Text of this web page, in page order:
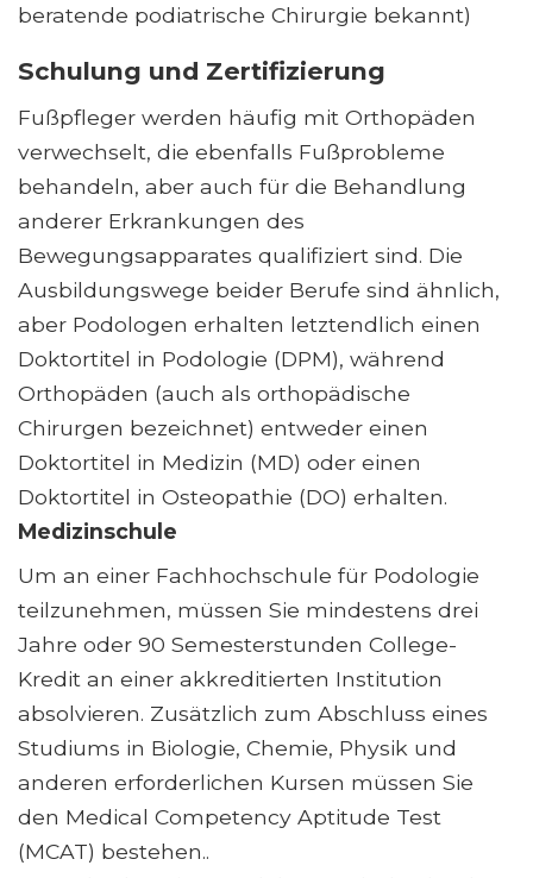
beratende podiatrische Chirurgie bekannt)
Schulung und Zertifizierung
Fußpfleger werden häufig mit Orthopäden
verwechselt, die ebenfalls Fußprobleme
behandeln, aber auch für die Behandlung
anderer Erkrankungen des
Bewegungsapparates qualifiziert sind. Die
Ausbildungswege beider Berufe sind ähnlich,
aber Podologen erhalten letztendlich einen
Doktortitel in Podologie (DPM), während
Orthopäden (auch als orthopädische
Chirurgen bezeichnet) entweder einen
Doktortitel in Medizin (MD) oder einen
Doktortitel in Osteopathie (DO) erhalten.
Medizinschule
Um an einer Fachhochschule für Podologie
teilzunehmen, müssen Sie mindestens drei
Jahre oder 90 Semesterstunden College-
Kredit an einer akkreditierten Institution
absolvieren. Zusätzlich zum Abschluss eines
Studiums in Biologie, Chemie, Physik und
anderen erforderlichen Kursen müssen Sie
den Medical Competency Aptitude Test
(MCAT) bestehen..